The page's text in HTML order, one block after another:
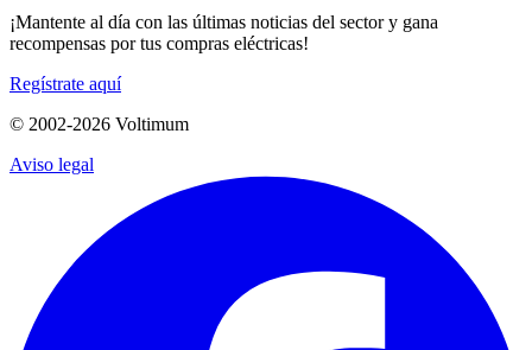
¡Mantente al día con las últimas noticias del sector y gana
recompensas por tus compras eléctricas!
Regístrate aquí
© 2002-2026 Voltimum
Aviso legal